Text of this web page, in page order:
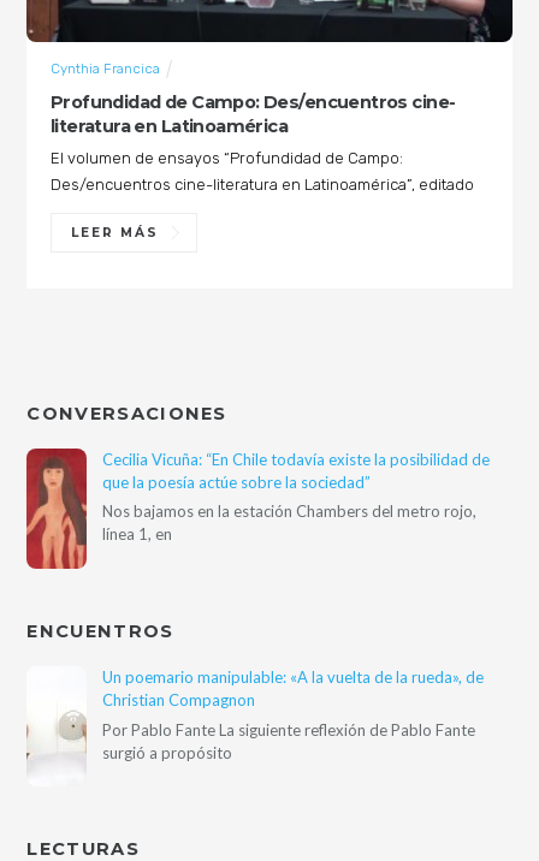
Profundidad de Campo: Des/encuentros cine-
literatura en Latinoamérica
Cynthia Francica
El volumen de ensayos “Profundidad de Campo:
Des/encuentros cine-literatura en Latinoamérica”, editado
LEER MÁS
CONVERSACIONES
Cecilia Vicuña: “En Chile todavía existe la posibilidad de
que la poesía actúe sobre la sociedad”
Nos bajamos en la estación Chambers del metro rojo,
línea 1, en
ENCUENTROS
Un poemario manipulable: «A la vuelta de la rueda», de
Christian Compagnon
Por Pablo Fante La siguiente reflexión de Pablo Fante
surgió a propósito
LECTURAS